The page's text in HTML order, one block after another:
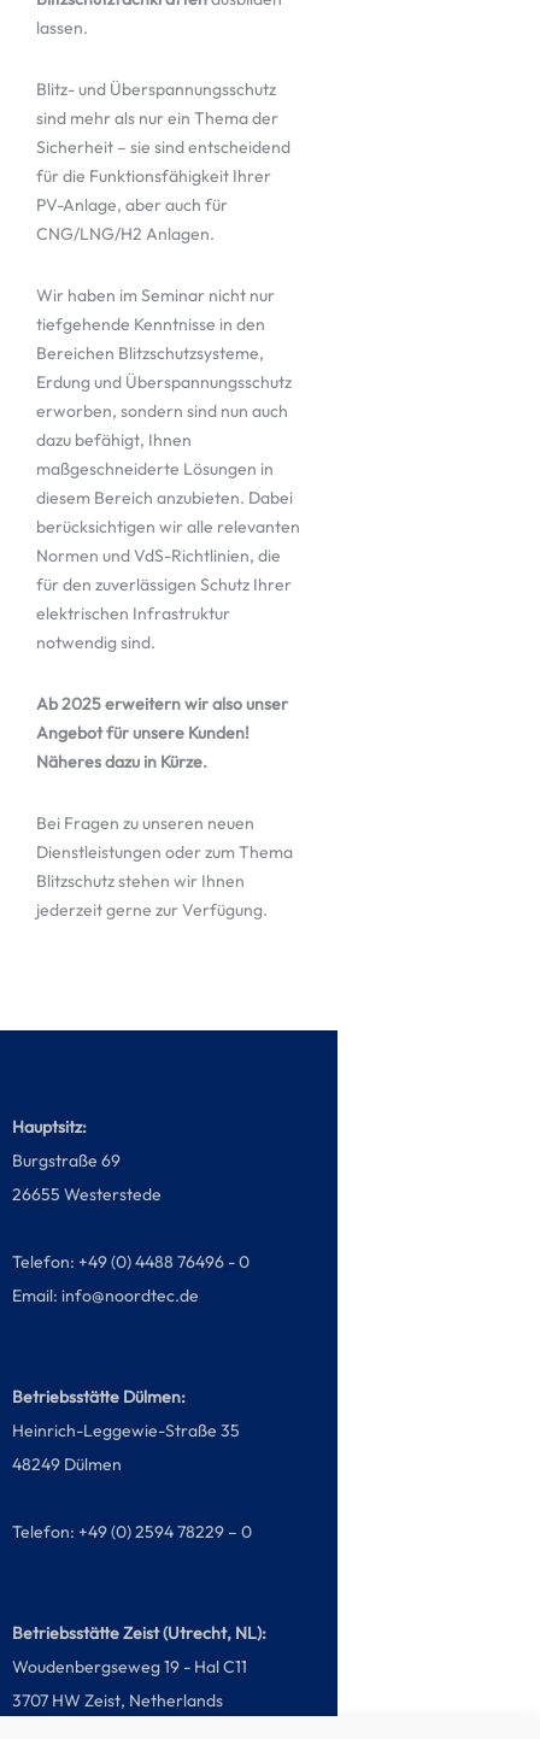
lassen.
Blitz- und Überspannungsschutz
sind mehr als nur ein Thema der
Sicherheit – sie sind entscheidend
für die Funktionsfähigkeit Ihrer
PV-Anlage, aber auch für
CNG/LNG/H2 Anlagen.
Wir haben im Seminar nicht nur
tiefgehende Kenntnisse in den
Bereichen Blitzschutzsysteme,
Erdung und Überspannungsschutz
erworben, sondern sind nun auch
dazu befähigt, Ihnen
maßgeschneiderte Lösungen in
diesem Bereich anzubieten. Dabei
berücksichtigen wir alle relevanten
Normen und VdS-Richtlinien, die
für den zuverlässigen Schutz Ihrer
elektrischen Infrastruktur
notwendig sind.
Ab 2025 erweitern wir also unser
Angebot für unsere Kunden!
Näheres dazu in Kürze.
Bei Fragen zu unseren neuen
Dienstleistungen oder zum Thema
Blitzschutz stehen wir Ihnen
jederzeit gerne zur Verfügung.
Hauptsitz:
Burgstraße 69
26655 Westerstede
Telefon: +49 (0) 4488 76496 - 0
Email: info@noordtec.de
Betriebsstätte Dülmen:
Heinrich-Leggewie-Straße 35
48249 Dülmen
Telefon: +49 (0) 2594 78229 – 0
Betriebsstätte Zeist (Utrecht, NL):
Woudenbergseweg 19 - Hal C11
3707 HW Zeist, Netherlands